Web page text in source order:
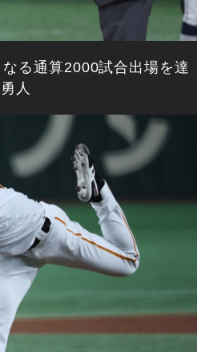
る通算2000試合出場を達
人